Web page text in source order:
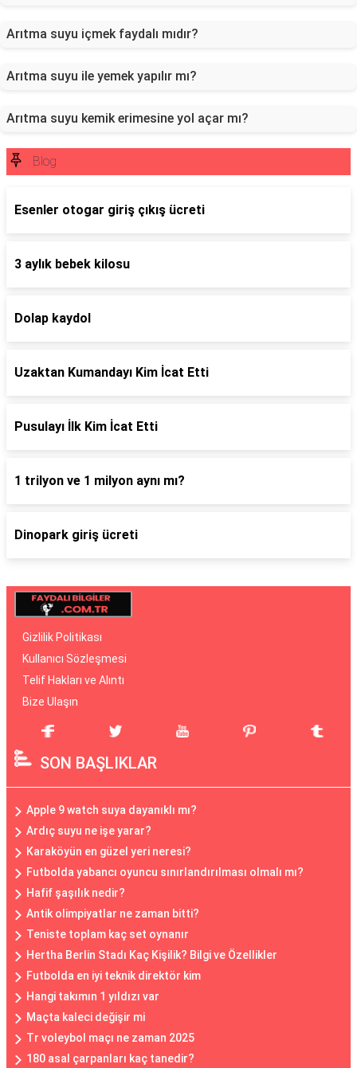
Arıtma suyu içmek faydalı mıdır?
Arıtma suyu ile yemek yapılır mı?
Arıtma suyu kemik erimesine yol açar mı?
Blog
Esenler otogar giriş çıkış ücreti
3 aylık bebek kilosu
Dolap kaydol
Uzaktan Kumandayı Kim İcat Etti
Pusulayı İlk Kim İcat Etti
1 trilyon ve 1 milyon aynı mı?
Dinopark giriş ücreti
Gizlilik Politikası
Kullanıcı Sözleşmesi
Telif Hakları ve Alıntı
Bize Ulaşın
SON BAŞLIKLAR
Apple 9 watch suya dayanıklı mı?
Ardıç suyu ne işe yarar?
Karaköyün en güzel yeri neresi?
Futbolda yabancı oyuncu sınırlandırılması olmalı mı?
Hafif şaşılık nedir?
Antik olimpiyatlar ne zaman bitti?
Teniste toplam kaç set oynanır
Hertha Berlin Stadı Kaç Kişilik? Bilgi ve Özellikler
Futbolda en iyi teknik direktör kim
Hangi takımın 1 yıldızı var
Maçta kaleci değişir mi
Tr voleybol maçı ne zaman 2025
180 asal çarpanları kaç tanedir?